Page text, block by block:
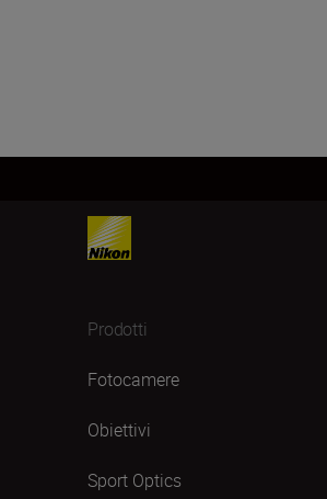
Prodotti
Fotocamere
Obiettivi
Sport Optics